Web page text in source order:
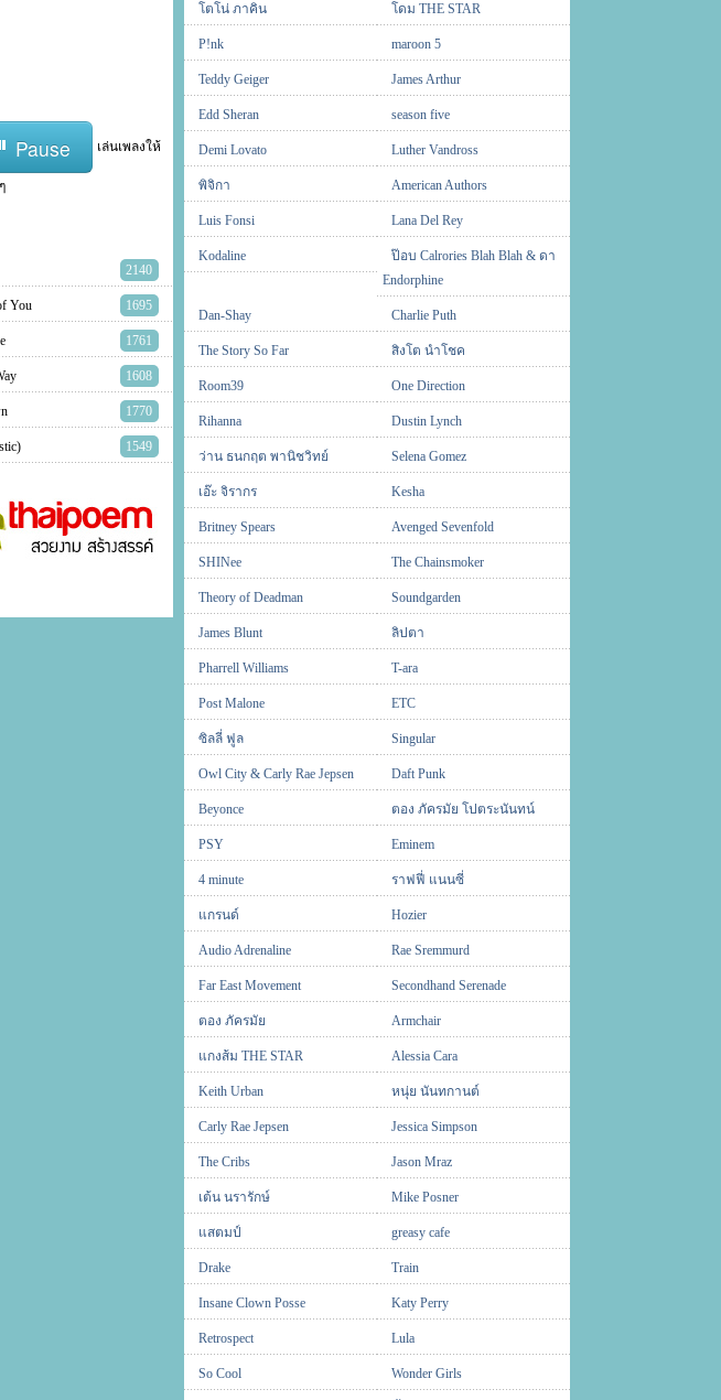
Pause เล่นเพลงให้
2140
You 1695
1761
1608
1770
1549
โตโน่ ภาคิน โดม THE STAR
P!nk maroon 5
Teddy Geiger James Arthur
Edd Sheran season five
Demi Lovato Luther Vandross
พิจิกา American Authors
Luis Fonsi Lana Del Rey
Kodaline
ป๊อบ Calrories Blah Blah & ดา
Endorphine
Dan-Shay Charlie Puth
The Story So Far สิงโต นำโชค
Room39 One Direction
Rihanna Dustin Lynch
ว่าน ธนกฤต พานิชวิทย์ Selena Gomez
เอ๊ะ จิรากร Kesha
Britney Spears Avenged Sevenfold
SHINee The Chainsmoker
Theory of Deadman Soundgarden
James Blunt ลิปตา
Pharrell Williams T-ara
Post Malone ETC
ซิลลี่ ฟูล Singular
Owl City & Carly Rae Jepsen Daft Punk
Beyonce ตอง ภัครมัย โปตระนันทน์
PSY Eminem
4 minute ราฟฟี่ แนนซี่
แกรนด์ Hozier
Audio Adrenaline Rae Sremmurd
Far East Movement Secondhand Serenade
ตอง ภัครมัย Armchair
แกงส้ม THE STAR Alessia Cara
Keith Urban หนุ่ย นันทกานต์
Carly Rae Jepsen Jessica Simpson
The Cribs Jason Mraz
เต้น นรารักษ์ Mike Posner
แสตมป์ greasy cafe
Drake Train
Insane Clown Posse Katy Perry
Retrospect Lula
So Cool Wonder Girls